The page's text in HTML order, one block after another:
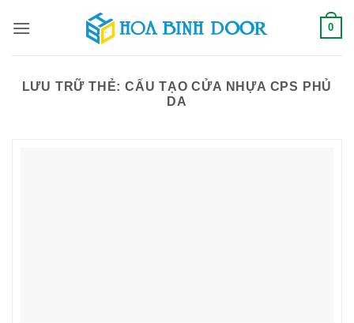
qua
0
LƯU TRỮ THẺ:CẤU TẠO CỬA NHỰA CPS PHỦ
DA